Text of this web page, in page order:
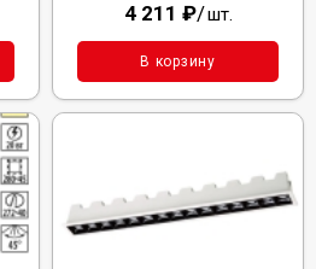
4 211 ₽/шт.
В корзину